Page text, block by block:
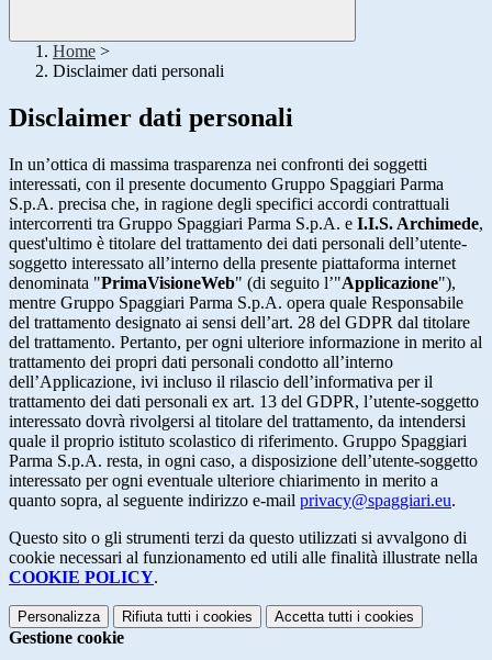
Home >
Disclaimer dati personali
Disclaimer dati personali
In un’ottica di massima trasparenza nei confronti dei soggetti
interessati, con il presente documento Gruppo Spaggiari Parma
S.p.A. precisa che, in ragione degli specifici accordi contrattuali
intercorrenti tra Gruppo Spaggiari Parma S.p.A. e I.I.S. Archimede,
quest'ultimo è titolare del trattamento dei dati personali dell’utente-
soggetto interessato all’interno della presente piattaforma internet
denominata "PrimaVisioneWeb" (di seguito l’"Applicazione"),
mentre Gruppo Spaggiari Parma S.p.A. opera quale Responsabile
del trattamento designato ai sensi dell’art. 28 del GDPR dal titolare
del trattamento. Pertanto, per ogni ulteriore informazione in merito al
trattamento dei propri dati personali condotto all’interno
dell’Applicazione, ivi incluso il rilascio dell’informativa per il
trattamento dei dati personali ex art. 13 del GDPR, l’utente-soggetto
interessato dovrà rivolgersi al titolare del trattamento, da intendersi
quale il proprio istituto scolastico di riferimento. Gruppo Spaggiari
Parma S.p.A. resta, in ogni caso, a disposizione dell’utente-soggetto
interessato per ogni eventuale ulteriore chiarimento in merito a
quanto sopra, al seguente indirizzo e-mail privacy@spaggiari.eu.
Questo sito o gli strumenti terzi da questo utilizzati si avvalgono di
cookie necessari al funzionamento ed utili alle finalità illustrate nella
COOKIE POLICY.
Personalizza Rifiuta tutti i cookies Accetta tutti i cookies
Gestione cookie